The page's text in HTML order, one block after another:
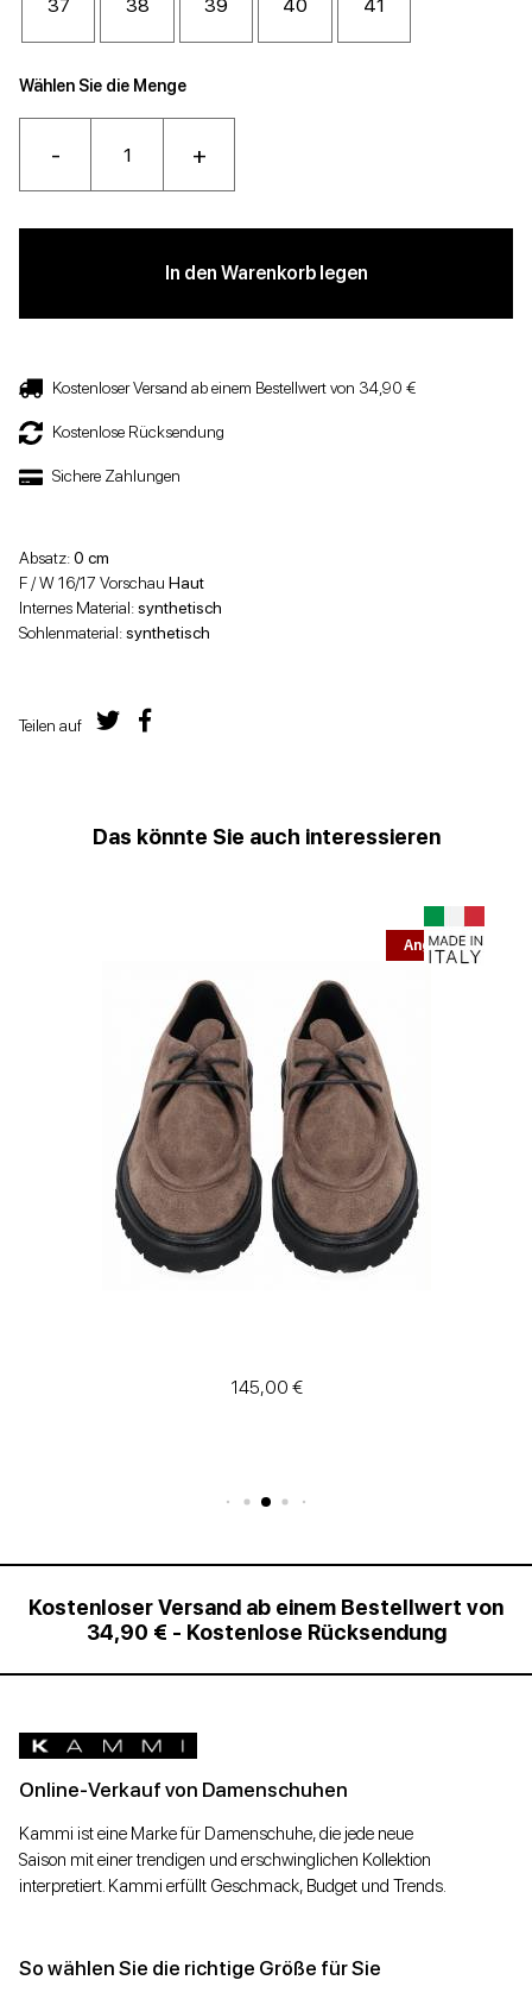
37 38 39 40 41
Wählen Sie die Menge
- +
In den Warenkorb legen
Kostenloser Versand ab einem Bestellwert von 34,90 €
Kostenlose Rücksendung
Sichere Zahlungen
Absatz:0 cm
F / W 16/17 Vorschau Haut
Internes Material:synthetisch
Sohlenmaterial:synthetisch
Teilen auf
Das könnte Sie auch interessieren
Angebot
145,00 €
Kostenloser Versand ab einem Bestellwert von
34,90 € - Kostenlose Rücksendung
Online-Verkauf von Damenschuhen
Kammi ist eine Marke für Damenschuhe, die jede neue
Saison mit einer trendigen und erschwinglichen Kollektion
interpretiert. Kammi erfüllt Geschmack, Budget und Trends.
So wählen Sie die richtige Größe für Sie